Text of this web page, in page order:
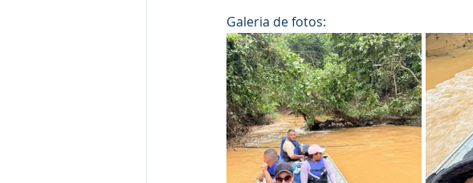
Galeria de fotos: